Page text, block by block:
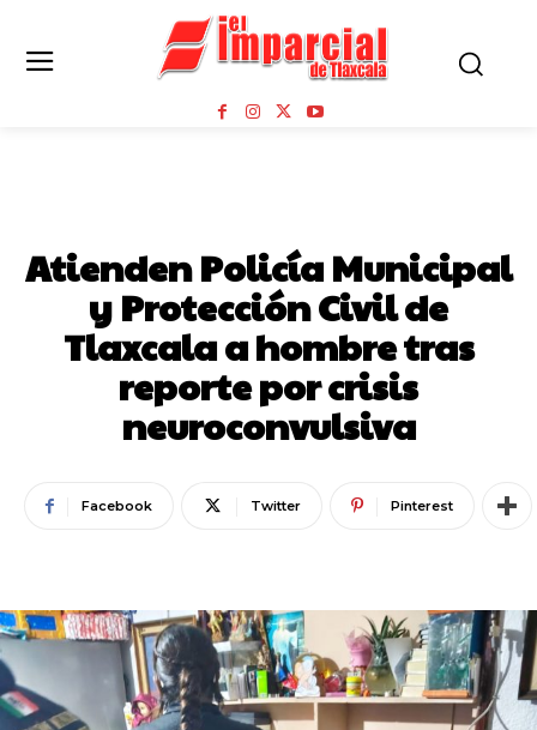
Atienden Policía Municipal
y Protección Civil de
Tlaxcala a hombre tras
reporte por crisis
neuroconvulsiva
Facebook Twitter Pinterest